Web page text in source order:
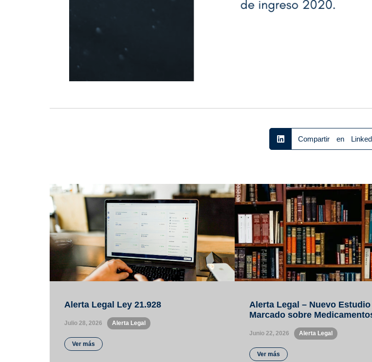
Compartir en
Alerta Legal Ley 21.928
Julio 28, 2026 Alerta Legal
Ver más
Alerta Legal – Nuevo Estudio
Marcado sobre
Junio 22, 2026 Alerta Legal
Ver más